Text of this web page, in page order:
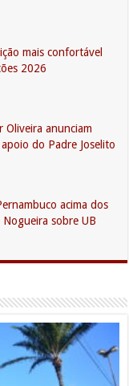
mais confortável
2026
Oliveira anunciam
do Padre Joselito
acima dos
Nogueira sobre UB